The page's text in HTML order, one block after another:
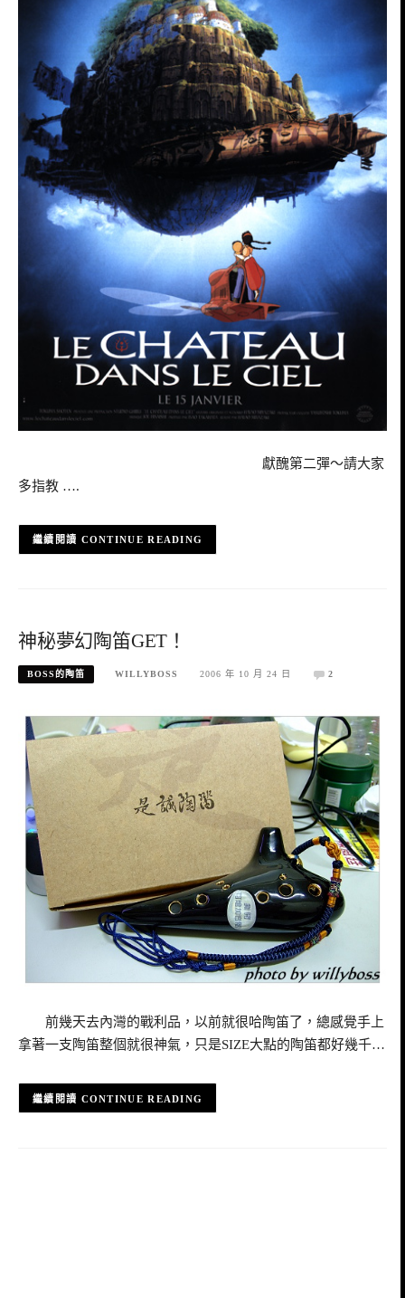
獻醜第二彈～請大家
多指教 ….
CONTINUE READING
神秘夢幻陶笛GET！
BOSS的陶笛 WILLYBOSS 2006 年 10 月 24 日 2
前幾天去內灣的戰利品，以前就很哈陶笛了，總感覺手上
拿著一支陶笛整個就很神氣，只是SIZE大點的陶笛都好幾千…
CONTINUE READING